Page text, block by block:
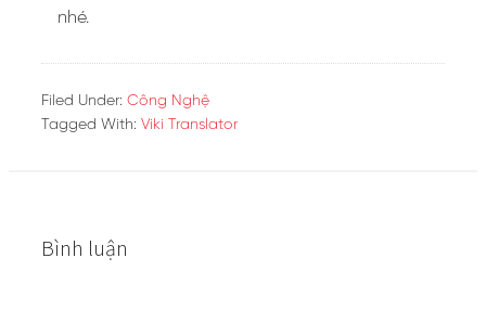
nhé.
Filed Under: Công Nghệ
Tagged With: Viki Translator
Bình luận